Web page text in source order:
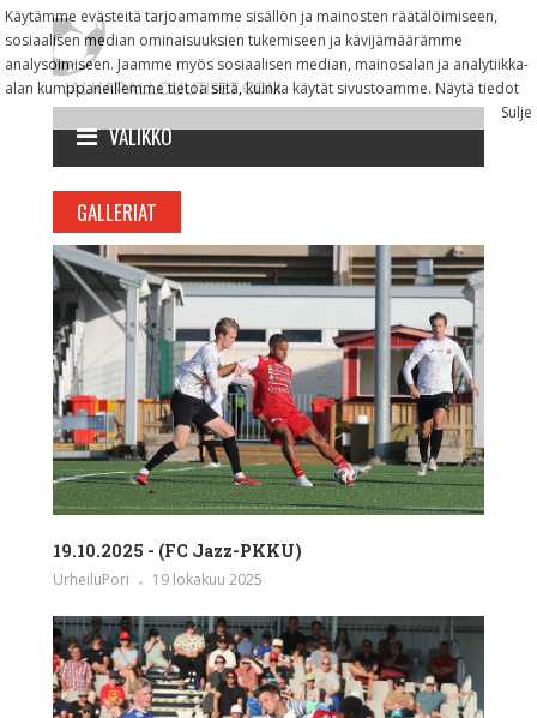
Käytämme evästeitä tarjoamamme sisällön ja mainosten räätälöimiseen,
sosiaalisen median ominaisuuksien tukemiseen ja kävijämäärämme
analysoimiseen. Jaamme myös sosiaalisen median, mainosalan ja analytiikka-
alan kumppaneillemme tietoa siitä, kuinka käytät sivustoamme. Näytä tiedot
Sulje
VALIKKO
GALLERIAT
19.10.2025 - (FC Jazz-PKKU)
UrheiluPori 19 lokakuu 2025